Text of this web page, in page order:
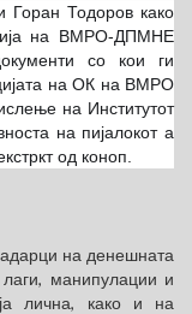
Тодоров како
на ВМРО-ДПМНЕ
со кои ги
на ОК на ВМРО
на Институтот
на пијалокот а
од коноп.
на денешната
манипулации и
лична, како и на